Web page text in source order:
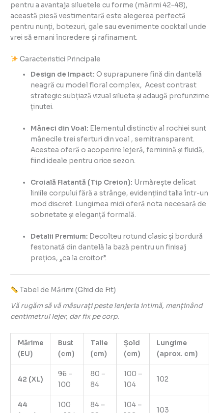
pentru a avantaja siluetele cu forme (mărimi 42-48),
această piesă vestimentară este alegerea perfectă
pentru nunți, botezuri, gale sau evenimente cocktail unde
vrei să emani încredere și rafinament.
Caracteristici Principale
Design de Impact: O suprapunere fină din dantelă
neagră cu model floral complex, Acest contrast
strategic subțiază vizual silueta și adaugă profunzime
ținutei.
Mâneci din Voal: Elementul distinctiv al rochiei sunt
mânecile trei sferturi din voal , semitransparent.
Acestea oferă o acoperire lejeră, feminină și fluidă,
fiind ideale pentru orice sezon.
Croială Flatantă (Tip Creion): Urmărește delicat
liniile corpului fără a strânge, evidențiind talia într-un
mod discret. Lungimea midi oferă nota necesară de
sobrietate și eleganță formală.
Detalii Premium: Decolteu rotund clasic și bordură
festonată din dantelă la bază pentru un finisaj
prețios, „ca la croitor”.
Tabel de Mărimi (Ghid de Fit)
Vă rugăm să vă măsurați peste lenjeria intimă, menținând
centimetrul lejer, dar fix pe corp.
Mărime
(EU)
Bust
(cm)
Talie
(cm)
Șold
(cm)
Lungime
(aprox. cm)
42 (XL)
96 –
100
80 –
84
100 –
104
102
44
100
84 –
104 –
103